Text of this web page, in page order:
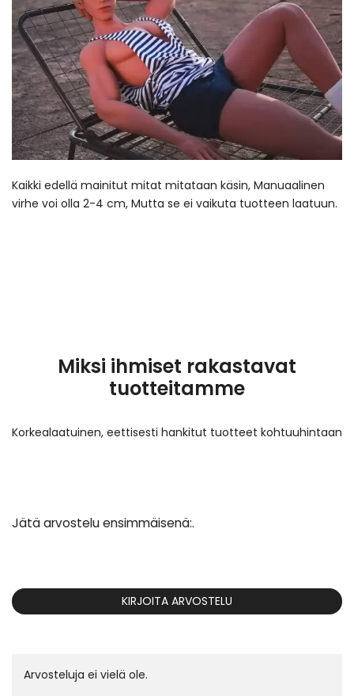
Kaikki edellä mainitut mitat mitataan käsin, Manuaalinen
virhe voi olla 2-4 cm, Mutta se ei vaikuta tuotteen laatuun.
Miksi ihmiset rakastavat
tuotteitamme
Korkealaatuinen, eettisesti hankitut tuotteet kohtuuhintaan
Jätä arvostelu ensimmäisenä:.
KIRJOITA ARVOSTELU
Arvosteluja ei vielä ole.